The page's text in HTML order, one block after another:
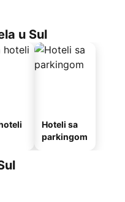
u Sul
Hoteli sa
parkingom